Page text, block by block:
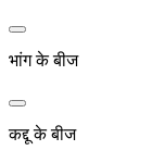
भांग के बीज
कद्दू के बीज